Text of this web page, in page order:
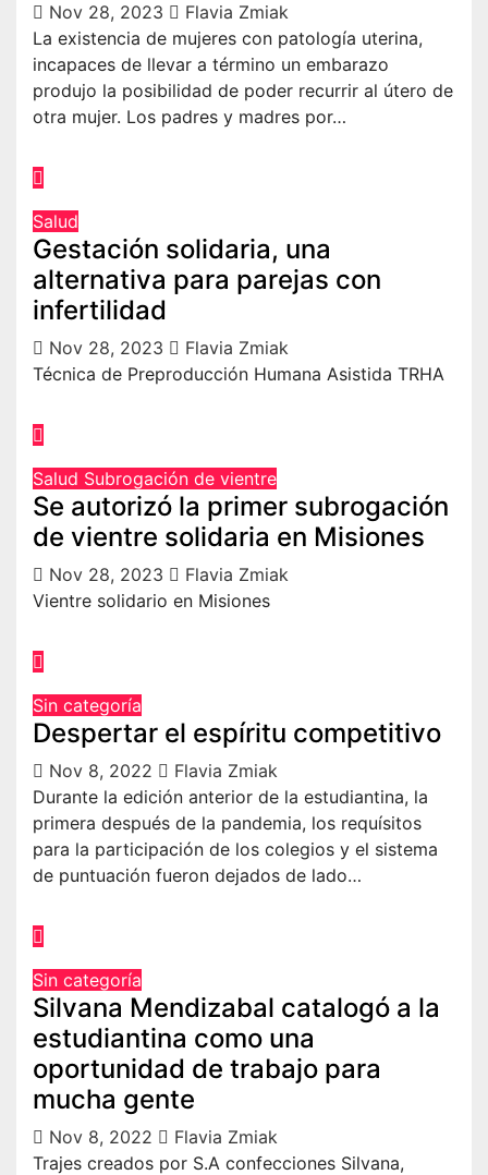
Nov 28, 2023
Flavia Zmiak
La existencia de mujeres con patología uterina,
incapaces de llevar a término un embarazo
produjo la posibilidad de poder recurrir al útero de
otra mujer. Los padres y madres por…
Salud
Gestación solidaria, una
alternativa para parejas con
infertilidad
Nov 28, 2023
Flavia Zmiak
Técnica de Preproducción Humana Asistida TRHA
Salud Subrogación de vientre
Se autorizó la primer subrogación
de vientre solidaria en Misiones
Nov 28, 2023
Flavia Zmiak
Vientre solidario en Misiones
Sin categoría
Despertar el espíritu competitivo
Nov 8, 2022
Flavia Zmiak
Durante la edición anterior de la estudiantina, la
primera después de la pandemia, los requísitos
para la participación de los colegios y el sistema
de puntuación fueron dejados de lado…
Sin categoría
Silvana Mendizabal catalogó a la
estudiantina como una
oportunidad de trabajo para
mucha gente
Nov 8, 2022
Flavia Zmiak
Trajes creados por S.A confecciones Silvana,